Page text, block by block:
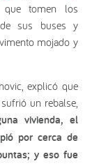
que tomen los
sus buses y
mojado y
explicó que
un rebalse,
vivienda, el
por cerca de
y eso fue